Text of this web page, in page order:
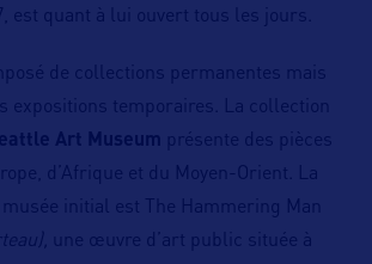
est quant à lui ouvert tous les jours.
de collections permanentes mais
expositions temporaires. La collection
Art Museum présente des pièces
d’Afrique et du Moyen-Orient. La
initial est The Hammering Man
une œuvre d’art public située à